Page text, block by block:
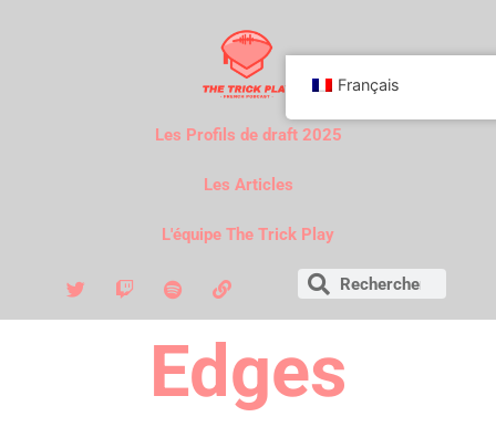
Les Profils de draft 2025
Les Articles
L'équipe The Trick Play
Edges
Français